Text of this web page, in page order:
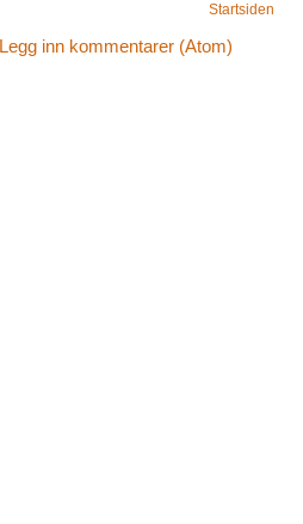
Startsiden
Legg inn kommentarer (Atom)